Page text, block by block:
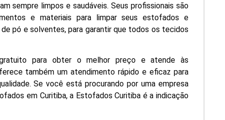
sempre limpos e saudáveis. Seus profissionais são
e materiais para limpar seus estofados e
pó e solventes, para garantir que todos os tecidos
para obter o melhor preço e atende às
também um atendimento rápido e eficaz para
Se você está procurando por uma empresa
em Curitiba, a Estofados Curitiba é a indicação